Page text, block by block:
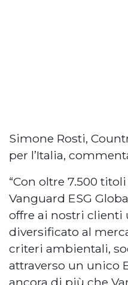
Simone Rosti,
per l’Italia,
“Con oltre 7.500
Vanguard ESG
offre ai nostri clienti
diversificato al
criteri ambientali,
attraverso un unico
ancora di più che